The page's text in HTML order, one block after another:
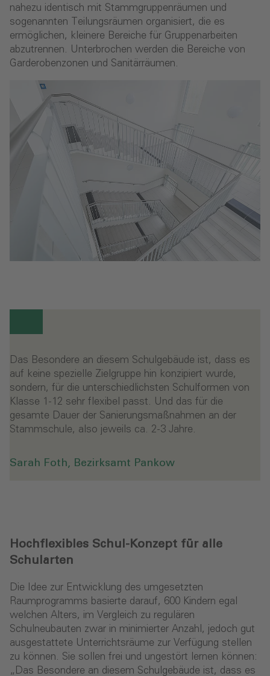
nahezu identisch mit Stammgruppenräumen und
sogenannten Teilungsräumen organisiert, die es
ermöglichen, kleinere Bereiche für Gruppenarbeiten
abzutrennen. Unterbrochen werden die Bereiche von
Garderobenzonen und Sanitärräumen.
Das Besondere an diesem Schulgebäude ist, dass es
auf keine spezielle Zielgruppe hin konzipiert wurde,
sondern, für die unterschiedlichsten Schulformen von
Klasse 1-12 sehr flexibel passt. Und das für die
gesamte Dauer der Sanierungsmaßnahmen an der
Stammschule, also jeweils ca. 2-3 Jahre.
Sarah Foth, Bezirksamt Pankow
Hochflexibles Schul-Konzept für alle
Schularten
Die Idee zur Entwicklung des umgesetzten
Raumprogramms basierte darauf, 600 Kindern egal
welchen Alters, im Vergleich zu regulären
Schulneubauten zwar in minimierter Anzahl, jedoch gut
ausgestattete Unterrichtsräume zur Verfügung stellen
zu können. Sie sollen frei und ungestört lernen können:
„Das Besondere an diesem Schulgebäude ist, dass es